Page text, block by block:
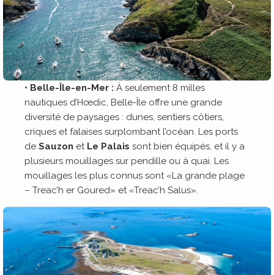
• Belle-Île-en-Mer : À seulement 8 milles
nautiques d’Hœdic, Belle-Île offre une grande
diversité de paysages : dunes, sentiers côtiers,
criques et falaises surplombant l’océan. Les ports
deSauzon et Le Palais sont bien équipés, et il y a
plusieurs mouillages sur pendille ou à quai. Les
mouillages les plus connus sont «La grande plage
– Treac’h er Goured» et «Treac’h Salus».